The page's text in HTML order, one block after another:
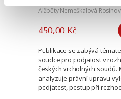
Alžběty Nemeškalová
450,00 Kč
Publikace se zabývá
soudce pro podjatost v
českých vrcholných soudů.
analyzuje právní úpravu
podjatost, postup při